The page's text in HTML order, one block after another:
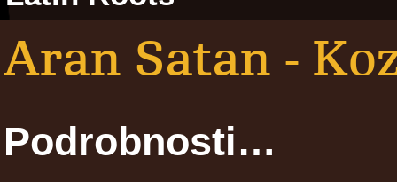
Aran Satan -
Podrobnosti…